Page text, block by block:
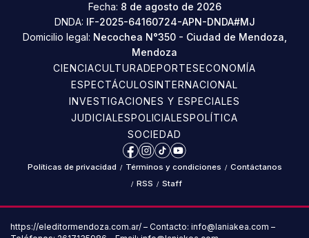
Fecha: 8 de agosto de 2026
DNDA: IF-2025-64160724-APN-DNDA#MJ
Domicilio legal: Necochea N°350 - Ciudad de Mendoza,
Mendoza
CIENCIACULTURADEPORTESECONOMÍA
ESPECTÁCULOSINTERNACIONAL
INVESTIGACIONES Y ESPECIALES
JUDICIALESPOLICIALESPOLÍTICA
SOCIEDAD
Facebook
Instagram
TikTokYouTube
Políticas de privacidad / Términos y condiciones / Contáctanos
/ RSS / Staff
https://eleditormendoza.com.ar/ – Contacto: info@laniakea.com –